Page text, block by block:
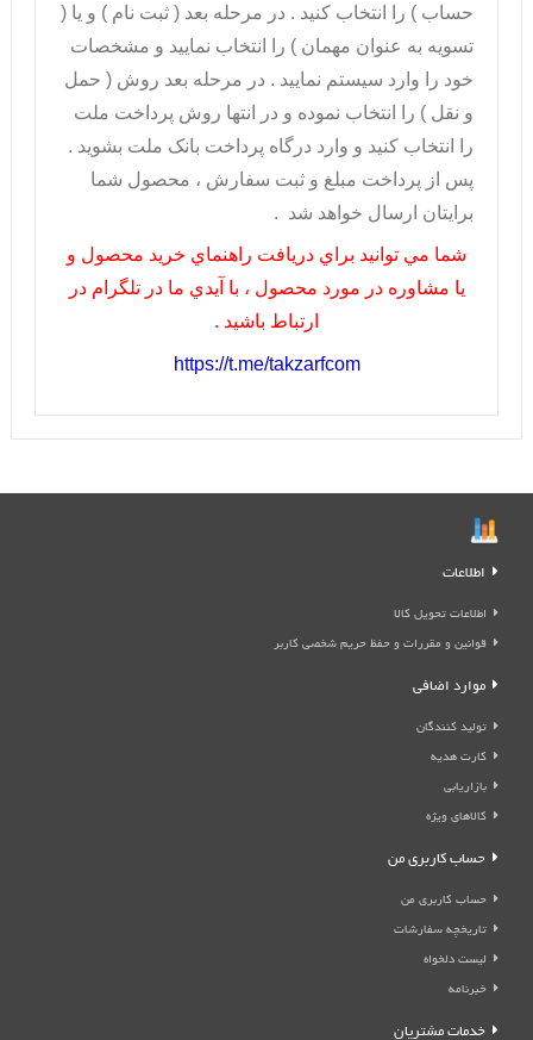
حساب ) را انتخاب کنيد . در مرحله بعد ( ثبت نام ) و يا (
تسويه به عنوان مهمان ) را انتخاب نماييد و مشخصات
خود را وارد سيستم نماييد . در مرحله بعد روش ( حمل
و نقل ) را انتخاب نموده و در انتها روش پرداخت ملت
را انتخاب کنيد و وارد درگاه پرداخت بانک ملت بشويد .
پس از پرداخت مبلغ و ثبت سفارش ، محصول شما
برايتان ارسال خواهد شد .
شما مي توانيد براي دريافت راهنماي خريد محصول و
يا مشاوره در مورد محصول ، با آيدي ما در تلگرام در
ارتباط باشيد .
https://t.me/takzarfcom
اطلاعات
اطلاعات تحویل کالا
قوانین و مقررات و حفظ حریم شخصی کاربر
موارد اضافی
تولید کنندگان
کارت هدیه
بازاریابی
کالاهای ویژه
حساب کاربری من
حساب کاربری من
تاریخچه سفارشات
لیست دلخواه
خبرنامه
خدمات مشتریان